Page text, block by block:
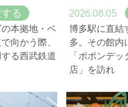
る
本拠地・ベ
向かう際、
る西武鉄道
2026.08.05
博多駅に直結
多。その館内
「ポポンデ
店」を訪れ